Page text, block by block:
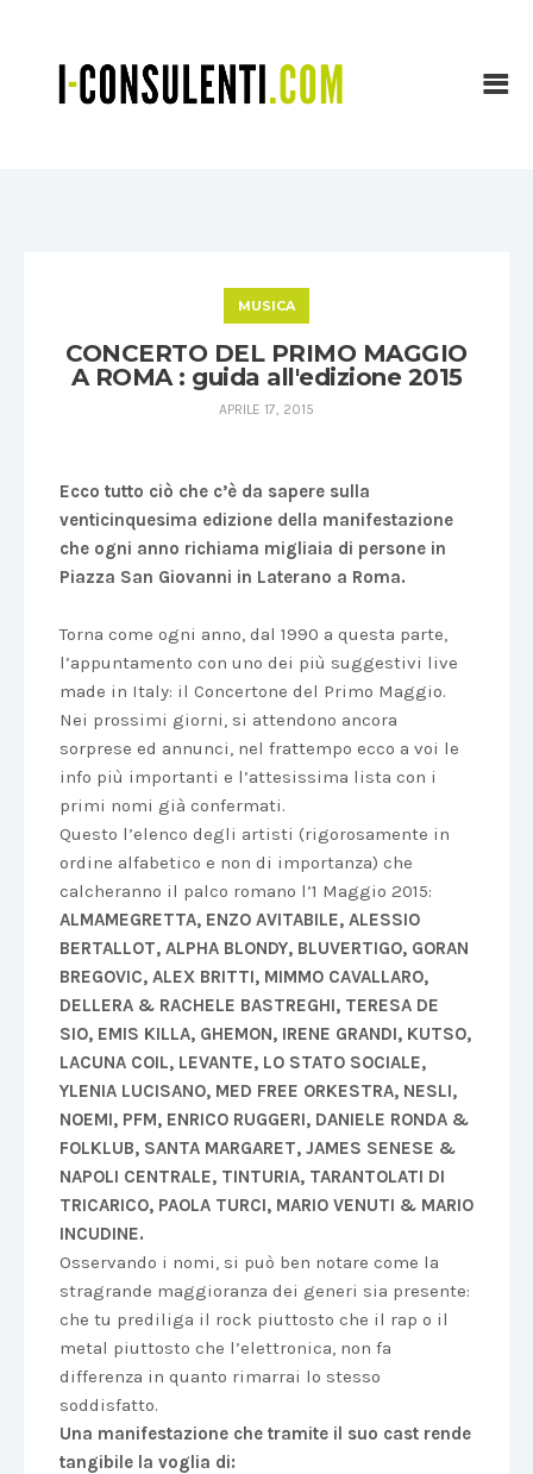
MUSICA
CONCERTO DEL PRIMO MAGGIO
A ROMA : guida all'edizione 2015
APRILE 17, 2015
Ecco tutto ciò che c’è da sapere sulla
venticinquesima edizione della manifestazione
che ogni anno richiama migliaia di persone in
Piazza San Giovanni in Laterano a Roma.
Torna come ogni anno, dal 1990 a questa parte,
l’appuntamento con uno dei più suggestivi live
made in Italy: il Concertone del Primo Maggio.
Nei prossimi giorni, si attendono ancora
sorprese ed annunci, nel frattempo ecco a voi le
info più importanti e l’attesissima lista con i
primi nomi già confermati.
Questo l’elenco degli artisti (rigorosamente in
ordine alfabetico e non di importanza) che
calcheranno il palco romano l’1 Maggio 2015:
ALMAMEGRETTA, ENZO AVITABILE, ALESSIO
BERTALLOT, ALPHA BLONDY, BLUVERTIGO, GORAN
BREGOVIC, ALEX BRITTI, MIMMO CAVALLARO,
DELLERA & RACHELE BASTREGHI, TERESA DE
SIO, EMIS KILLA, GHEMON, IRENE GRANDI, KUTSO,
LACUNA COIL, LEVANTE, LO STATO SOCIALE,
YLENIA LUCISANO, MED FREE ORKESTRA, NESLI,
NOEMI, PFM, ENRICO RUGGERI, DANIELE RONDA &
FOLKLUB, SANTA MARGARET, JAMES SENESE &
NAPOLI CENTRALE, TINTURIA, TARANTOLATI DI
TRICARICO, PAOLA TURCI, MARIO VENUTI & MARIO
INCUDINE.
Osservando i nomi, si può ben notare come la
stragrande maggioranza dei generi sia presente:
che tu prediliga il rock piuttosto che il rap o il
metal piuttosto che l’elettronica, non fa
differenza in quanto rimarrai lo stesso
soddisfatto.
Una manifestazione che tramite il suo cast rende
tangibile la voglia di: